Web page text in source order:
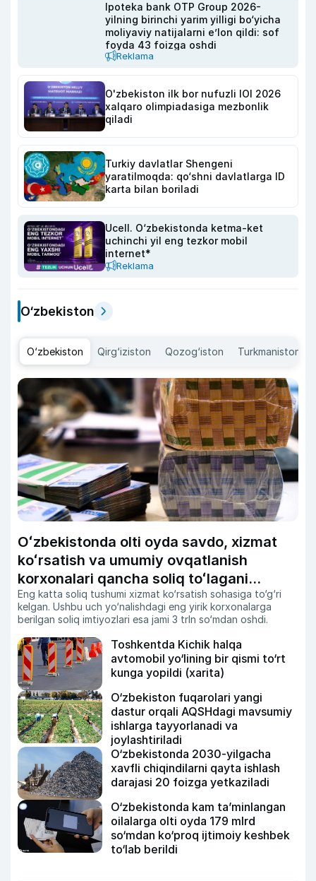
Ipoteka bank OTP Group 2026-
yilning birinchi yarim yilligi bo‘yicha
moliyaviy natijalarni e’lon qildi: sof
foyda 43 foizga oshdi
Reklama
O'zbekiston ilk bor nufuzli IOI 2026
xalqaro olimpiadasiga mezbonlik
qiladi
Turkiy davlatlar Shengeni
yaratilmoqda: qo‘shni davlatlarga ID
karta bilan boriladi
Ucell. O‘zbekistonda ketma-ket
uchinchi yil eng tezkor mobil
internet*
Reklama
O‘zbekiston
O‘zbekiston Qirg‘iziston Qozog‘iston Turkmaniston
Oʻzbekistonda olti oyda savdo, xizmat
koʻrsatish va umumiy ovqatlanish
korxonalari qancha soliq toʻlagani
ochiqlandi
Eng katta soliq tushumi xizmat ko‘rsatish sohasiga to‘g‘ri
kelgan. Ushbu uch yo‘nalishdagi eng yirik korxonalarga
berilgan soliq imtiyozlari esa jami 3 trln so‘mdan oshdi.
Toshkentda Kichik halqa
avtomobil yo‘lining bir qismi to‘rt
kunga yopildi (xarita)
O‘zbekiston fuqarolari yangi
dastur orqali AQSHdagi mavsumiy
ishlarga tayyorlanadi va
joylashtiriladi
O‘zbekistonda 2030-yilgacha
xavfli chiqindilarni qayta ishlash
darajasi 20 foizga yetkaziladi
O‘zbekistonda kam ta’minlangan
oilalarga olti oyda 179 mlrd
so‘mdan ko‘proq ijtimoiy keshbek
to‘lab berildi